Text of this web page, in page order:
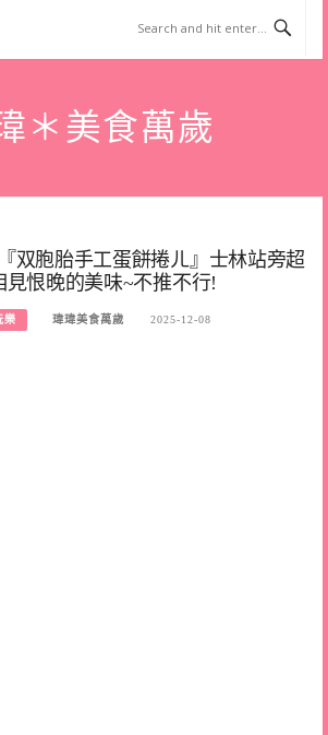
＊美食萬歲
双胞胎手工蛋餅捲ㄦ』士林站旁超
見恨晚的美味~不推不行!
樂 瑋瑋美食萬歲 2025-12-08